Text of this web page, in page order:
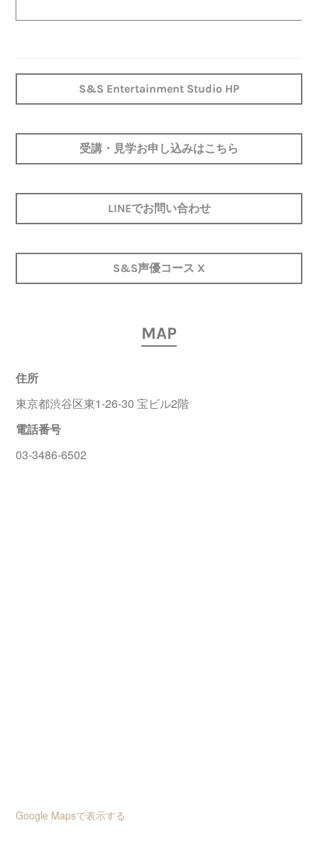
S&S Entertainment Studio HP
受講・見学お申し込みはこちら
LINEでお問い合わせ
S&S声優コース X
MAP
住所
東京都渋谷区東1-26-30 宝ビル2階
電話番号
03-3486-6502
Google Mapsで表示する